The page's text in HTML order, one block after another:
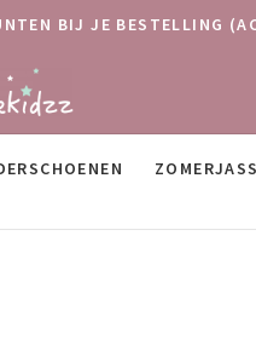
BIJ JE BESTELLING